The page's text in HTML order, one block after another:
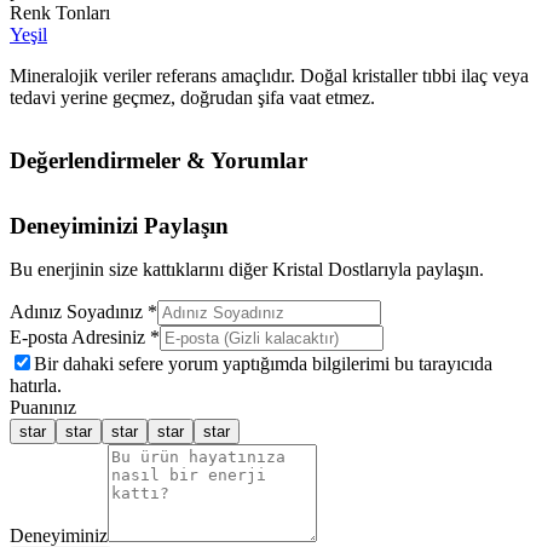
Renk Tonları
Yeşil
Mineralojik veriler referans amaçlıdır. Doğal kristaller tıbbi ilaç veya
tedavi yerine geçmez, doğrudan şifa vaat etmez.
Değerlendirmeler & Yorumlar
Deneyiminizi Paylaşın
Bu enerjinin size kattıklarını diğer Kristal Dostlarıyla paylaşın.
Adınız Soyadınız *
E-posta Adresiniz *
Bir dahaki sefere yorum yaptığımda bilgilerimi bu tarayıcıda
hatırla.
Puanınız
star star star star star
Deneyiminiz